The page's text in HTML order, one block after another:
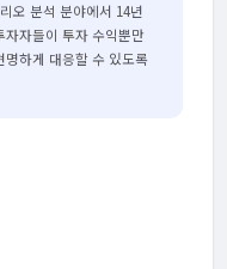
오 분석 분야에서 14년
자자들이 투자 수익뿐만
명하게 대응할 수 있도록